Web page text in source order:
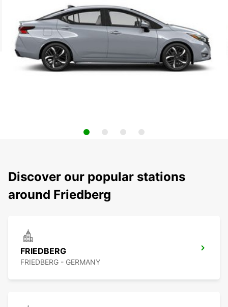
Discover our popular stations
around Friedberg
FRIEDBERG
FRIEDBERG - GERMANY